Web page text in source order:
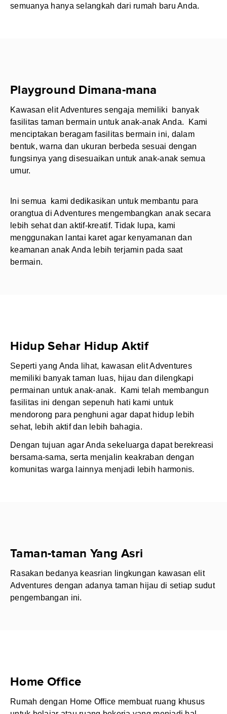
semuanya hanya selangkah dari rumah baru Anda.
Playground Dimana-mana
Kawasan elit Adventures sengaja memiliki banyak
fasilitas taman bermain untuk anak-anak Anda. Kami
menciptakan beragam fasilitas bermain ini, dalam
bentuk, warna dan ukuran berbeda sesuai dengan
fungsinya yang disesuaikan untuk anak-anak semua
umur.
Ini semua kami dedikasikan untuk membantu para
orangtua di Adventures mengembangkan anak secara
lebih sehat dan aktif-kreatif. Tidak lupa, kami
menggunakan lantai karet agar kenyamanan dan
keamanan anak Anda lebih terjamin pada saat
bermain.
Hidup Sehar Hidup Aktif
Seperti yang Anda lihat, kawasan elit Adventures
memiliki banyak taman luas, hijau dan dilengkapi
permainan untuk anak-anak. Kami telah membangun
fasilitas ini dengan sepenuh hati kami untuk
mendorong para penghuni agar dapat hidup lebih
sehat, lebih aktif dan lebih bahagia.
Dengan tujuan agar Anda sekeluarga dapat berekreasi
bersama-sama, serta menjalin keakraban dengan
komunitas warga lainnya menjadi lebih harmonis.
Taman-taman Yang Asri
Rasakan bedanya keasrian lingkungan kawasan elit
Adventures dengan adanya taman hijau di setiap sudut
pengembangan ini.
Home Office
Rumah dengan Home Office membuat ruang khusus